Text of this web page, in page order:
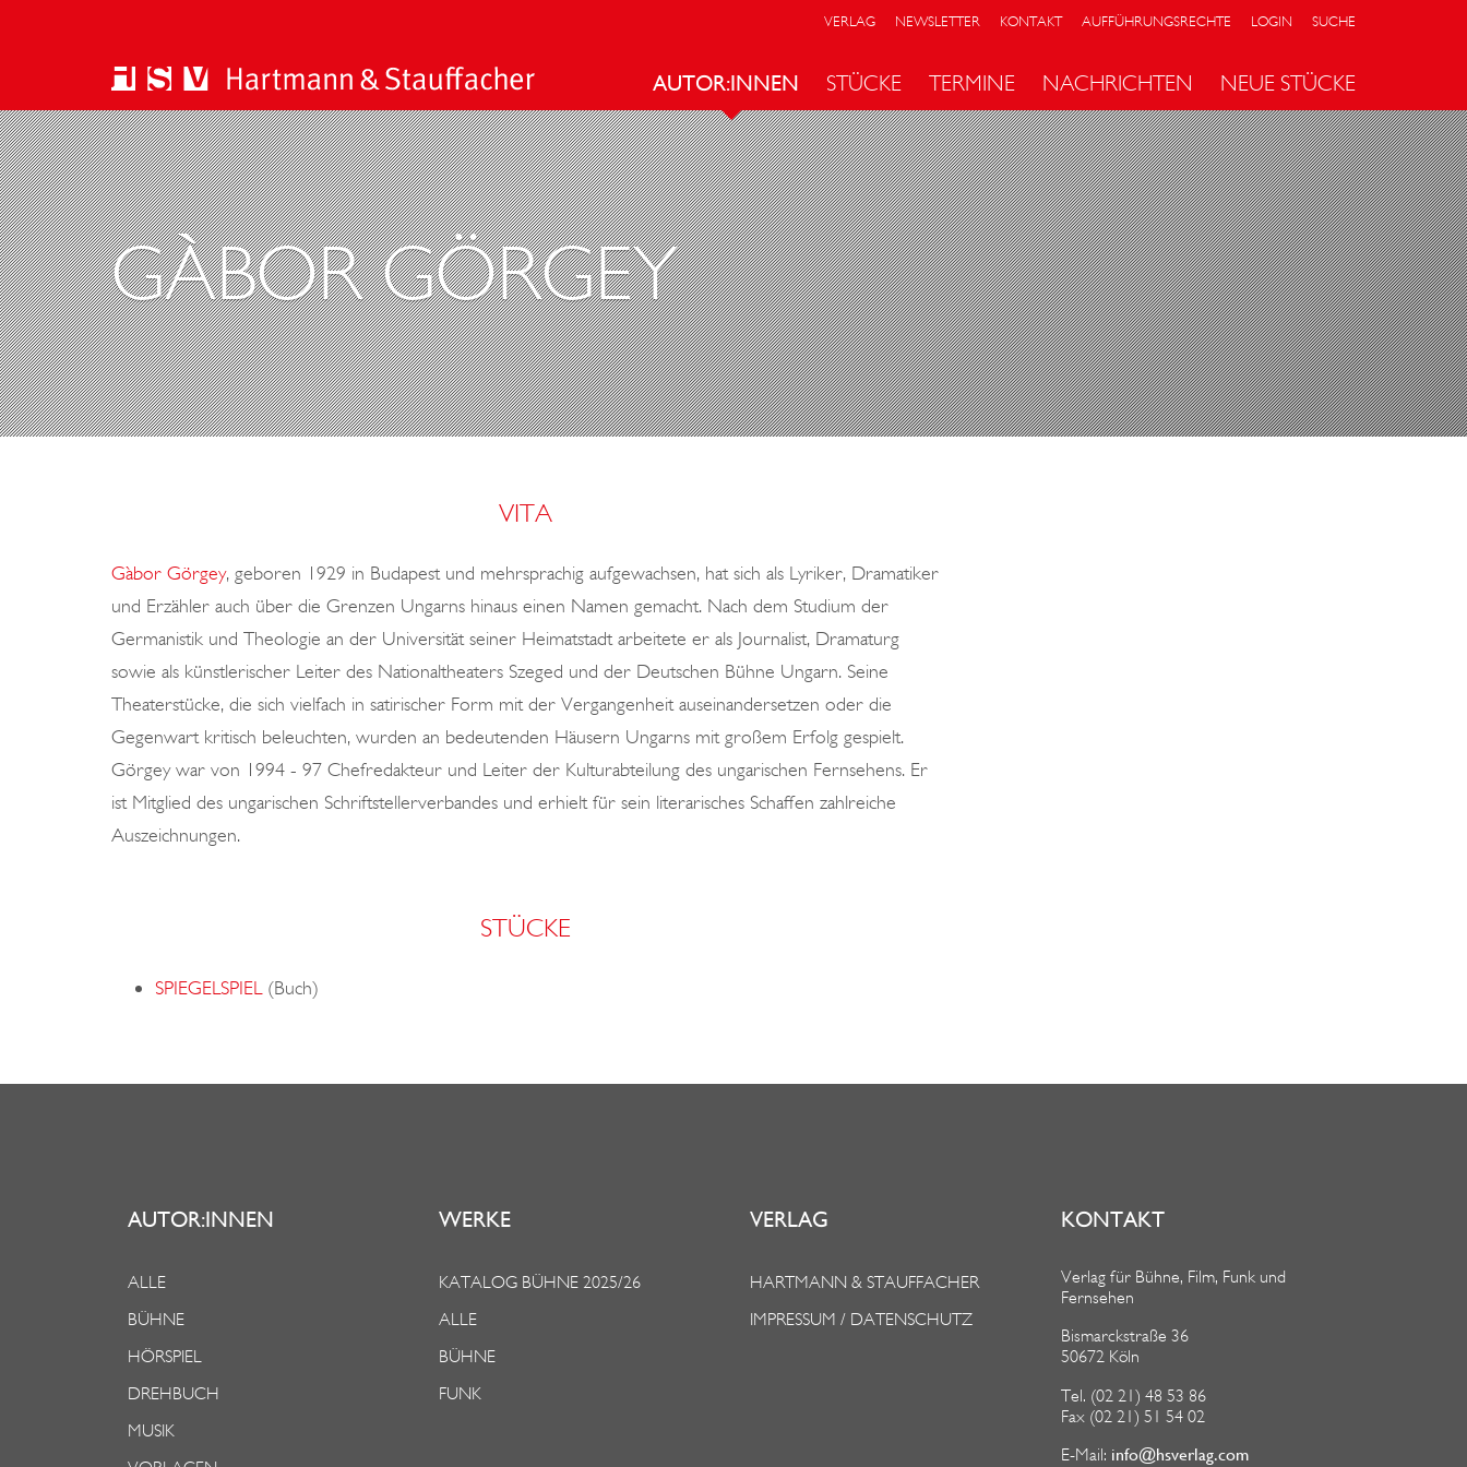
VERLAG NEWSLETTER KONTAKT AUFFÜHRUNGSRECHTE LOGIN SUCHE
AUTOR:INNEN STÜCKE TERMINE NACHRICHTEN NEUE STÜCKE
GÀBOR GÖRGEY
VITA
Gàbor Görgey, geboren 1929 in Budapest und mehrsprachig aufgewachsen, hat sich als Lyriker, Dramatiker
und Erzähler auch über die Grenzen Ungarns hinaus einen Namen gemacht. Nach dem Studium der
Germanistik und Theologie an der Universität seiner Heimatstadt arbeitete er als Journalist, Dramaturg
sowie als künstlerischer Leiter des Nationaltheaters Szeged und der Deutschen Bühne Ungarn. Seine
Theaterstücke, die sich vielfach in satirischer Form mit der Vergangenheit auseinandersetzen oder die
Gegenwart kritisch beleuchten, wurden an bedeutenden Häusern Ungarns mit großem Erfolg gespielt.
Görgey war von 1994 - 97 Chefredakteur und Leiter der Kulturabteilung des ungarischen Fernsehens. Er
ist Mitglied des ungarischen Schriftstellerverbandes und erhielt für sein literarisches Schaffen zahlreiche
Auszeichnungen.
STÜCKE
SPIEGELSPIEL(Buch)
AUTOR:INNEN
ALLE
BÜHNE
HÖRSPIEL
DREHBUCH
MUSIK
WERKE
KATALOG BÜHNE 2025/26
ALLE
BÜHNE
FUNK
VERLAG
HARTMANN & STAUFFACHER
IMPRESSUM / DATENSCHUTZ
KONTAKT
Verlag für Bühne, Film, Funk und
Fernsehen
Bismarckstraße 36
50672 Köln
Tel. (02 21) 48 53 86
Fax (02 21) 51 54 02
E-Mail: info@hsverlag.com